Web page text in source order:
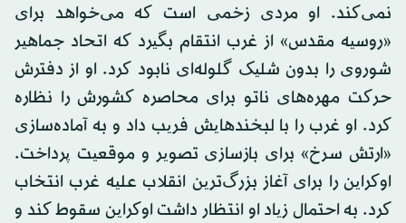
نمی‌کند. او مردی زخمی است که می‌خواهد برای
«روسیه مقدس» از غرب انتقام بگیرد که اتحاد جماهیر
شوروی را بدون شلیک گلوله‌ای نابود کرد. او از دفترش
حرکت مهره‌های ناتو برای محاصره کشورش را نظاره
کرد. او غرب را با لبخندهایش فریب داد و به آماده‌سازی
«ارتش سرخ» برای بازسازی تصویر و موقعیت پرداخت.
اوکراین را برای آغاز بزرگ‌ترین انقلاب علیه غرب انتخاب
کرد. به احتمال زیاد او انتظار داشت اوکراین سقوط کند و